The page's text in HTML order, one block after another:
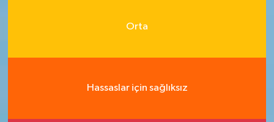
Orta
Hassaslar için sağlıksız